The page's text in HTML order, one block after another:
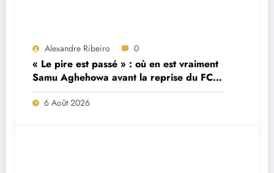
Alexandre Ribeiro 0
« Le pire est passé » : où en est vraiment
Samu Aghehowa avant la reprise du FC
Porto ?
6 Août 2026